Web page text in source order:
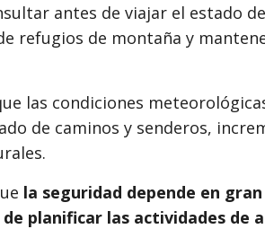
antes de viajar el estado
refugios de montaña y
las condiciones
de caminos y senderos,
la seguridad depende en
planificar las actividades de